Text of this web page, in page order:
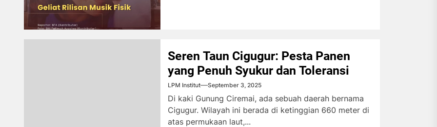
Seren Taun Cigugur: Pesta Panen
yang Penuh Syukur dan Toleransi
LPM Institut September 3, 2025
Di kaki Gunung Ciremai, ada sebuah daerah bernama
Cigugur. Wilayah ini berada di ketinggian 660 meter di
atas permukaan laut,...